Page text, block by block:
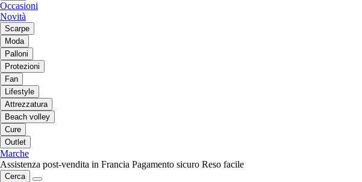
Occasioni
Novità
Scarpe
Moda
Palloni
Protezioni
Fan
Lifestyle
Attrezzatura
Beach volley
Cure
Outlet
Marche
Assistenza post-vendita in Francia Pagamento sicuro Reso facile
Cerca